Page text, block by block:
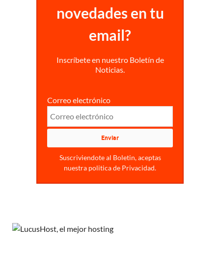
novedades en tu
email?
Inscríbete en nuestro Boletín de
Noticias.
Correo electrónico
Suscriviendote al Boletin, aceptas
nuestra politica de Privacidad.